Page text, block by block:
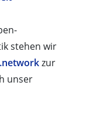
stehen wir
zur
unser